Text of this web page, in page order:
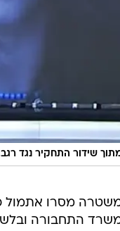
שידור התחקיר נגד
מסרו אתמול
התחבורה